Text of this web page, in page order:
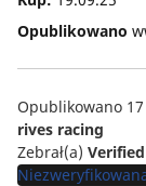
Opublikowano
Opublikowano
rives racing
Zebrał(a)